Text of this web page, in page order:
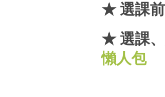
★ 選課
★ 選課
懶人包